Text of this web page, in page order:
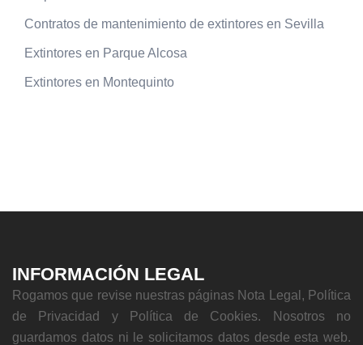
Contratos de mantenimiento de extintores en Sevilla
Extintores en Parque Alcosa
Extintores en Montequinto
INFORMACIÓN LEGAL
Rogamos que revise nuestras páginas Nota Legal, Política
de Privacidad y Política de Cookies. Nosotros no
guardamos datos ni le solicitamos datos desde esta web.